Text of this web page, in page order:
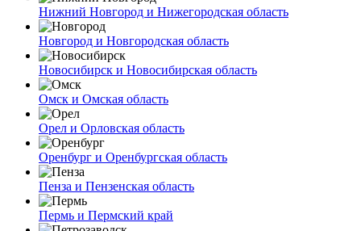
Нижний Новгород и Нижегородская область
Новгород и Новгородская область
Новосибирск и Новосибирская область
Омск и Омская область
Орел и Орловская область
Оренбург и Оренбургская область
Пенза и Пензенская область
Пермь и Пермский край